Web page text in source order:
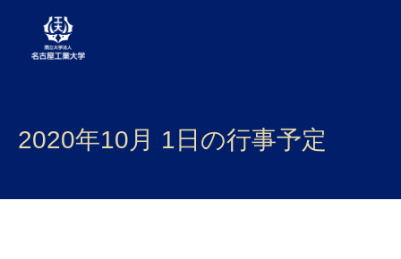
学部・大学院・センター
2020年10月 1日の行事予定